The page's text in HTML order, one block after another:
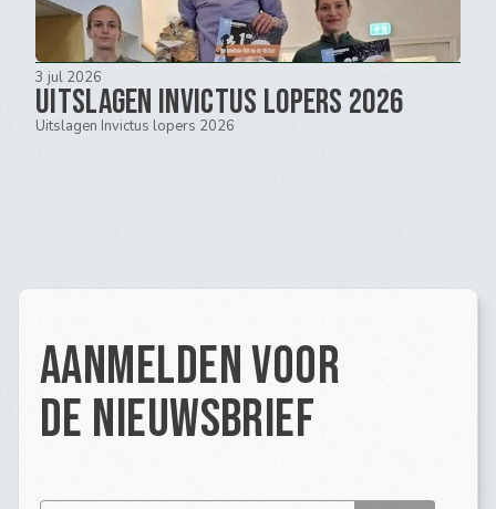
3 jul 2026
Uitslagen Invictus lopers 2026
Uitslagen Invictus lopers 2026
Aanmelden voor
de nieuwsbrief